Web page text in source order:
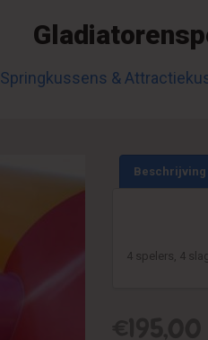
Springkussens &
Beschrijving
4 spelers, 4